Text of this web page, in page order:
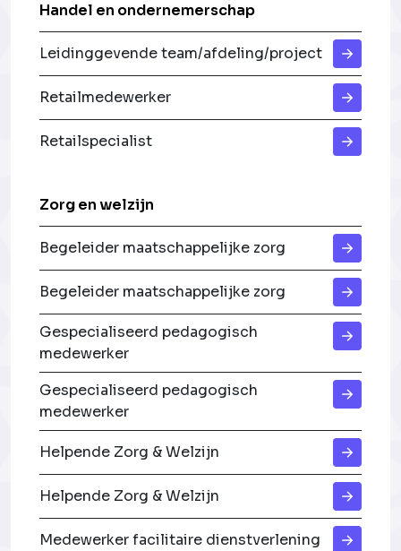
Handel en ondernemerschap
Leidinggevende team/afdeling/project
Retailmedewerker
Retailspecialist
Zorg en welzijn
Begeleider maatschappelijke zorg
Begeleider maatschappelijke zorg
Gespecialiseerd pedagogisch
medewerker
Gespecialiseerd pedagogisch
medewerker
Helpende Zorg & Welzijn
Helpende Zorg & Welzijn
Medewerker facilitaire dienstverlening